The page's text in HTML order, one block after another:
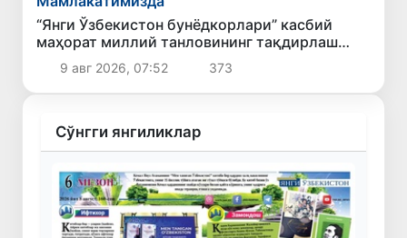
“Янги Ўзбекистон бунёдкорлари” касбий
маҳорат миллий танловининг тақдирлаш
маросими бўлиб ўтди
9 авг 2026, 07:52 373
Сўнгги янгиликлар